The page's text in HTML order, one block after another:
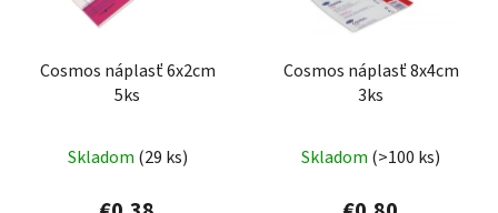
Cosmos náplasť 6x2cm
5ks
Skladom (29 ks)
Cosmos náplasť 8x4cm
3ks
Skladom (>100 ks)